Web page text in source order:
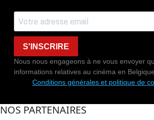
S'INSCRIRE
Nous nous engageons à ne vous envoyer
informations relatives au cinéma en Belgique.
Conditions générales et politique de
NOS PARTENAIRES